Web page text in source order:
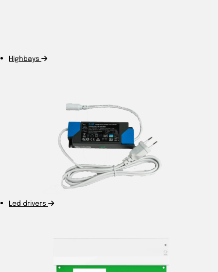
Highbays
Led drivers